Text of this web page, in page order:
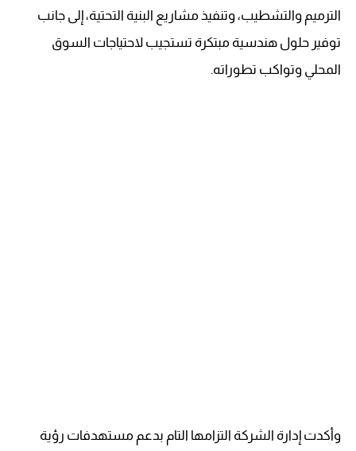
الترميم والتشطيب، وتنفيذ مشاريع البنية التحتية، إلى جانب
توفير حلول هندسية مبتكرة تستجيب لاحتياجات السوق
المحلي وتواكب تطوراته.
وأكدت إدارة الشركة التزامها التام بدعم مستهدفات رؤية